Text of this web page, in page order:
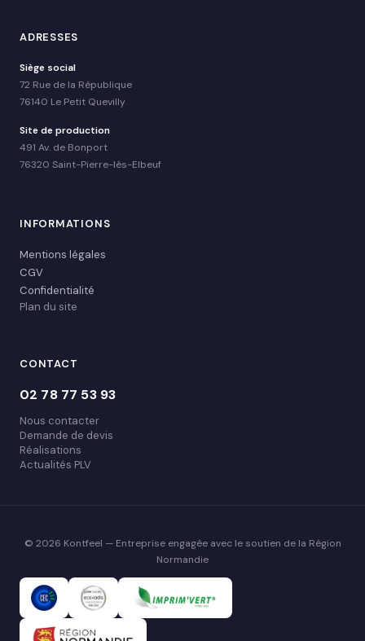
ADRESSES
Siège social
72 Rue de la République
76140 Le Petit Quevilly
Site de production
491 Av. de Bonport
76320 Saint-Pierre-lès-Elbeuf
INFORMATIONS
Mentions légales
CGV
Confidentialité
Plan du site
CONTACT
02 78 77 53 93
Nous contacter
Demande de devis
Réalisations
Actualités PLV
© 2026 Kontfeel — Entreprise engagée avec le soutien de la Région
Normandie